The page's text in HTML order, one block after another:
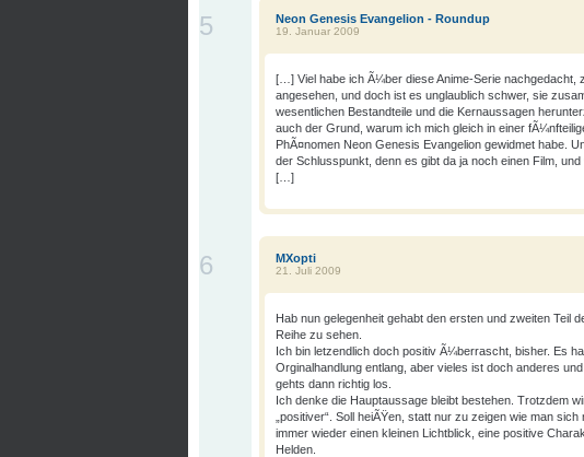
Neon Genesis Evangelion - Roundup
19. Januar 2009
5
[…] Viel habe ich Ã¼ber diese Anime-Serie nachgedacht,
angesehen, und doch ist es unglaublich schwer, sie
wesentlichen Bestandteile und die Kernaussagen
auch der Grund, warum ich mich gleich in einer
PhÃ¤nomen Neon Genesis Evangelion gewidmet habe.
der Schlusspunkt, denn es gibt da ja noch einen Film, und
[…]
MXopti
21. Juli 2009
6
Hab nun gelegenheit gehabt den ersten und zweiten Teil
Reihe zu sehen.
Ich bin letzendlich doch positiv Ã¼berrascht, bisher. Es
Orginalhandlung entlang, aber vieles ist doch anderes
gehts dann richtig los.
Ich denke die Hauptaussage bleibt bestehen. Trotzdem
„positiver“. Soll heiÃŸen, statt nur zu zeigen wie man
immer wieder einen kleinen Lichtblick, eine positive
Helden.